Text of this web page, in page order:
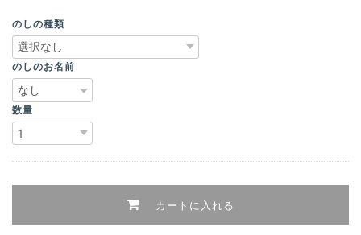
のしの種類
のしのお名前
数量
カートに入れる